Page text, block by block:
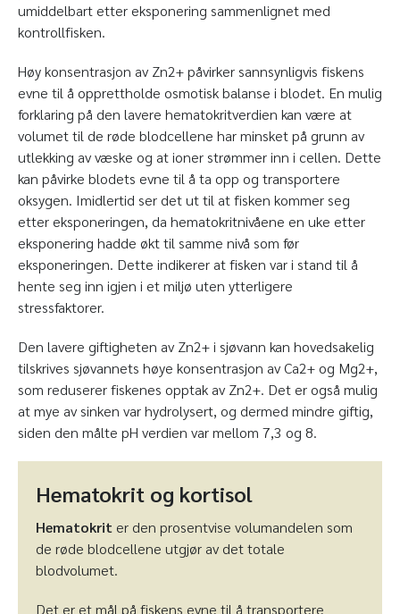
umiddelbart etter eksponering sammenlignet med
kontrollfisken.
Høy konsentrasjon av Zn2+påvirker sannsynligvis fiskens
evne til å opprettholde osmotisk balanse i blodet. En mulig
forklaring på den lavere hematokritverdien kan være at
volumet til de røde blodcellene har minsket på grunn av
utlekking av væske og at ioner strømmer inn i cellen. Dette
kan påvirke blodets evne til å ta opp og transportere
oksygen. Imidlertid ser det ut til at fisken kommer seg
etter eksponeringen, da hematokritnivåene en uke etter
eksponering hadde økt til samme nivå som før
eksponeringen. Dette indikerer at fisken var i stand til å
hente seg inn igjen i et miljø uten ytterligere
stressfaktorer.
Den lavere giftigheten av Zn2+i sjøvann kan hovedsakelig
tilskrives sjøvannets høye konsentrasjon av Ca2+ og Mg2+,
som reduserer fiskenes opptak av Zn2+. Det er også mulig
at mye av sinken var hydrolysert, og dermed mindre giftig,
siden den målte pH verdien var mellom 7,3 og 8.
Hematokrit og kortisol
Hematokrit er den prosentvise volumandelen som
de røde blodcellene utgjør av det totale
blodvolumet.
Det er et mål på fiskens evne til å transportere